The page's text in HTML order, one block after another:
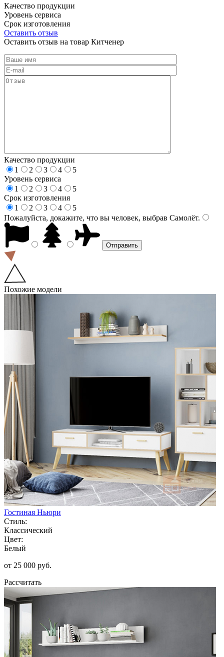
Качество продукции
Уровень сервиса
Срок изготовления
Оставить отзыв
Оставить отзыв на товар Китченер
Качество продукции
1
2 3 4
5
Уровень сервиса
1
2 3 4
5
Срок изготовления
1
2 3 4
5
Пожалуйста, докажите, что вы человек, выбрав Самолёт.
Похожие модели
Гостиная Ньюри
Стиль:
Классический
Цвет:
Белый
от 25 000 руб.
Рассчитать